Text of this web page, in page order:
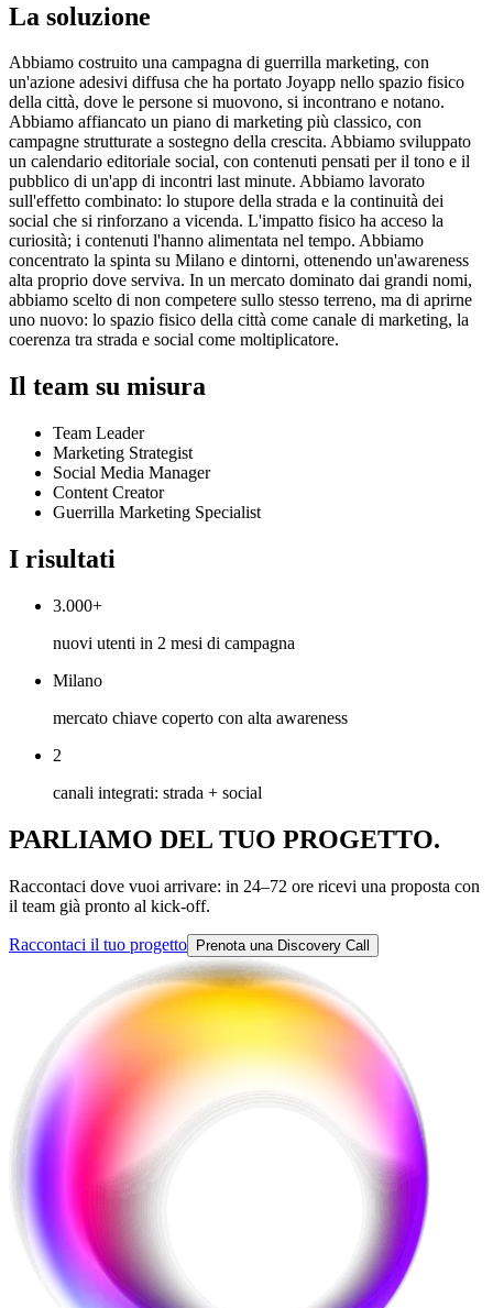
La soluzione
Abbiamo costruito una campagna di guerrilla marketing, con
un'azione adesivi diffusa che ha portato Joyapp nello spazio fisico
della città, dove le persone si muovono, si incontrano e notano.
Abbiamo affiancato un piano di marketing più classico, con
campagne strutturate a sostegno della crescita. Abbiamo sviluppato
un calendario editoriale social, con contenuti pensati per il tono e il
pubblico di un'app di incontri last minute. Abbiamo lavorato
sull'effetto combinato: lo stupore della strada e la continuità dei
social che si rinforzano a vicenda. L'impatto fisico ha acceso la
curiosità; i contenuti l'hanno alimentata nel tempo. Abbiamo
concentrato la spinta su Milano e dintorni, ottenendo un'awareness
alta proprio dove serviva. In un mercato dominato dai grandi nomi,
abbiamo scelto di non competere sullo stesso terreno, ma di aprirne
uno nuovo: lo spazio fisico della città come canale di marketing, la
coerenza tra strada e social come moltiplicatore.
Il team su misura
Team Leader
Marketing Strategist
Social Media Manager
Content Creator
Guerrilla Marketing Specialist
I risultati
3.000+
nuovi utenti in 2 mesi di campagna
Milano
mercato chiave coperto con alta awareness
2
canali integrati: strada + social
PARLIAMO DEL TUO PROGETTO.
Raccontaci dove vuoi arrivare: in 24–72 ore ricevi una proposta con
il team già pronto al kick-off.
Raccontaci il tuo progetto Prenota una Discovery Call